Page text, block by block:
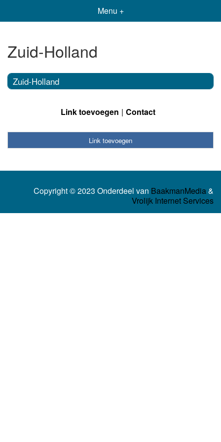
Menu +
Zuid-Holland
Zuid-Holland
Link toevoegen Contact
Link toevoegen
Copyright © 2023 Onderdeel van BaakmanMedia&
Vrolijk Internet Services